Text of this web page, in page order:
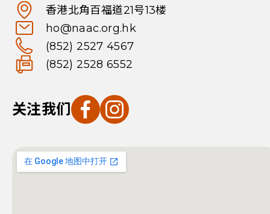
香港北角百福道21号13楼
ho@naac.org.hk
(852) 2527 4567
(852) 2528 6552
关注我们